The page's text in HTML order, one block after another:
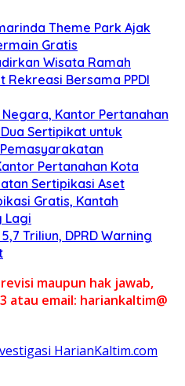
Theme Park Ajak
Gratis
Wisata Ramah
Rekreasi Bersama PPDI
Kantor Pertanahan
Sertipikat untuk
Pertanahan Kota
Sertipikasi Aset
Gratis, Kantah
Lagi
Triliun, DPRD Warning
maupun hak jawab,
atau email: hariankaltim@